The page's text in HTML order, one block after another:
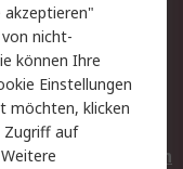
Batterien
akzeptieren"
nicht-
können Ihre
Einstellungen
möchten, klicken
Zugriff auf